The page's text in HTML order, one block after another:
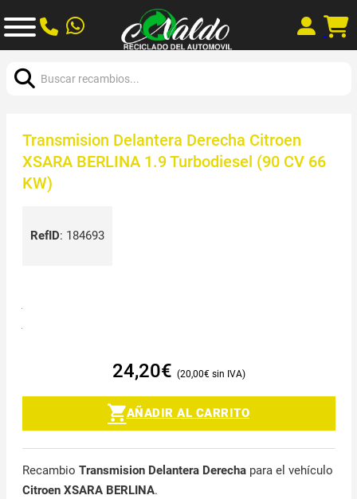
Transmision Delantera Derecha Citroen
XSARA BERLINA 1.9 Turbodiesel (90 CV 66
KW)
RefID: 184693
24,20€ 20,00€
AÑADIR AL CARRITO
Recambio Transmision Delantera Derechapara el vehículo
Citroen XSARA BERLINA.